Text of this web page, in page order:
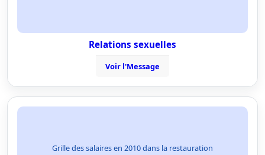
Relations sexuelles
Voir l'Message
Grille des salaires en 2010 dans la restauration